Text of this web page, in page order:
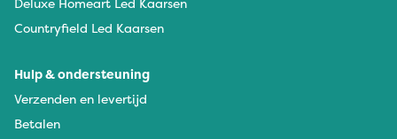
Countryfield Led Kaarsen
Hulp & ondersteuning
Verzenden en levertijd
Betalen